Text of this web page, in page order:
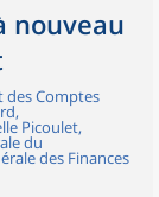
nouveau
des Comptes
Picoulet,
du
des Finances